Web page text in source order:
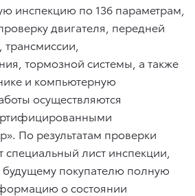
инспекцию по 136 параметрам,
двигателя, передней
тормозной системы, а также
и компьютерную
осуществляются
По результатам проверки
лист инспекции,
покупателю полную
о состоянии